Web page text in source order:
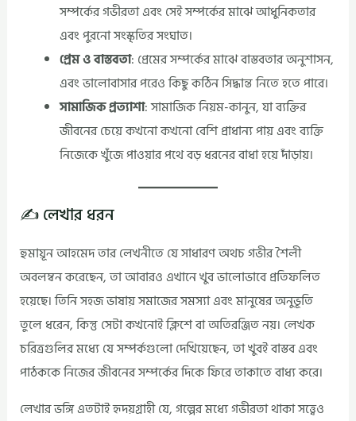
সম্পর্কের গভীরতা এবং সেই সম্পর্কের মাঝে আধুনিকতার
এবং পুরনো সংস্কৃতির সংঘাত।
প্রেম ও বাস্তবতা: প্রেমের সম্পর্কের মাঝে বাস্তবতার অনুশাসন,
এবং ভালোবাসার পরেও কিছু কঠিন সিদ্ধান্ত নিতে হতে পারে।
সামাজিক প্রত্যাশা: সামাজিক নিয়ম-কানুন, যা ব্যক্তির
জীবনের চেয়ে কখনো কখনো বেশি প্রাধান্য পায় এবং ব্যক্তি
নিজেকে খুঁজে পাওয়ার পথে বড় ধরনের বাধা হয়ে দাঁড়ায়।
✍️ লেখার ধরন
হুমায়ূন আহমেদ তার লেখনীতে যে সাধারণ অথচ গভীর শৈলী
অবলম্বন করেছেন, তা আবারও এখানে খুব ভালোভাবে প্রতিফলিত
হয়েছে। তিনি সহজ ভাষায় সমাজের সমস্যা এবং মানুষের অনুভূতি
তুলে ধরেন, কিন্তু সেটা কখনোই ক্লিশে বা অতিরঞ্জিত নয়। লেখক
চরিত্রগুলির মধ্যে যে সম্পর্কগুলো দেখিয়েছেন, তা খুবই বাস্তব এবং
পাঠককে নিজের জীবনের সম্পর্কের দিকে ফিরে তাকাতে বাধ্য করে।
লেখার ভঙ্গি এতটাই হৃদয়গ্রাহী যে, গল্পের মধ্যে গভীরতা থাকা সত্ত্বেও